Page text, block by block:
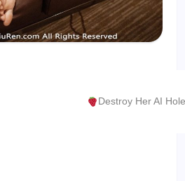
Destroy Her AI